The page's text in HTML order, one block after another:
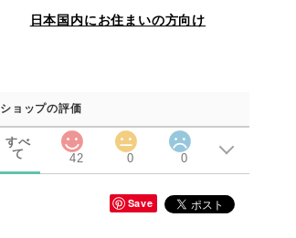
日本国内にお住まいの方向け
ショップの評価
すべ
て
42 0 0
Save